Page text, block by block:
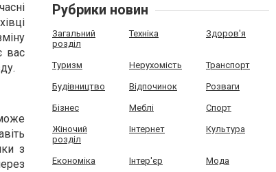
вас
з
Рубрики новин
Загальний
розділ
Техніка Здоров'я
Туризм Нерухомість Транспорт
Будівництво Відпочинок Розваги
Бізнес Меблі Спорт
Жіночий
розділ
Інтернет Культура
Економіка Інтер'єр Мода